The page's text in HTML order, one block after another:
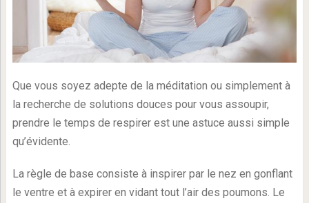
Que vous soyez adepte de la méditation ou simplement à
la recherche de solutions douces pour vous assoupir,
prendre le temps de respirer est une astuce aussi simple
qu’évidente.
La règle de base consiste à inspirer par le nez en gonflant
le ventre et à expirer en vidant tout l’air des poumons. Le